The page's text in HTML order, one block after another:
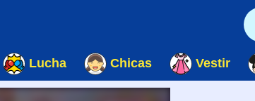
Lucha Chicas Vestir